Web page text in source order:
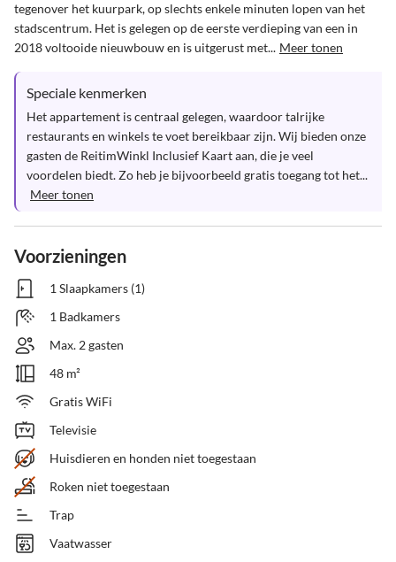
tegenover het kuurpark, op slechts enkele minuten lopen van het
stadscentrum. Het is gelegen op de eerste verdieping van een in
2018 voltooide nieuwbouw en is uitgerust met... Meer tonen
Speciale kenmerken
Het appartement is centraal gelegen, waardoor talrijke
restaurants en winkels te voet bereikbaar zijn. Wij bieden onze
gasten de ReitimWinkl Inclusief Kaart aan, die je veel
voordelen biedt. Zo heb je bijvoorbeeld gratis toegang tot het...
Meer tonen
Voorzieningen
1 Slaapkamers (1)
1 Badkamers
Max. 2 gasten
48 m²
Gratis WiFi
Televisie
Huisdieren en honden niet toegestaan
Roken niet toegestaan
Trap
Vaatwasser